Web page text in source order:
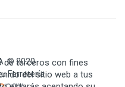
© 2020
Ferretería
de terceros con fines
del sitio web a tus